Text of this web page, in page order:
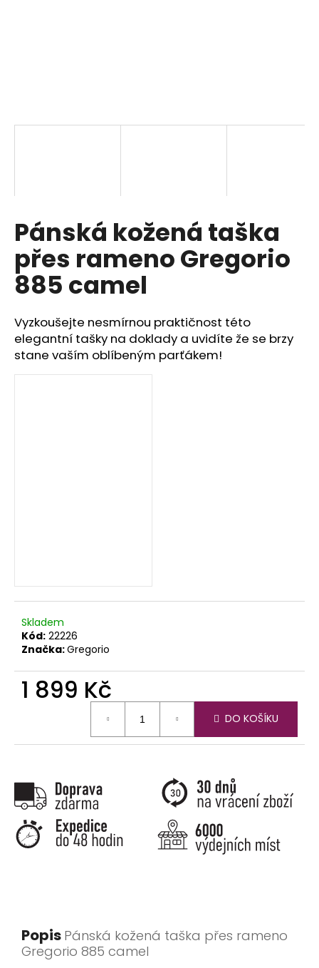
Pánská kožená taška
přes rameno Gregorio
885 camel
Vyzkoušejte nesmírnou praktičnost této
elegantní tašky na doklady a uvidíte že se brzy
stane vaším oblíbeným parťákem!
Skladem
Kód: 22226
Značka:Gregorio
1 899 Kč
DO KOŠÍKU
Popis Pánská kožená taška přes rameno
Gregorio 885 camel
D
o
p
o
r
č
u
j